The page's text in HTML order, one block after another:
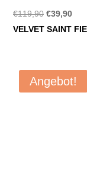
€119,90
Preis
€39,90
VELVET SAINT
Angebot!